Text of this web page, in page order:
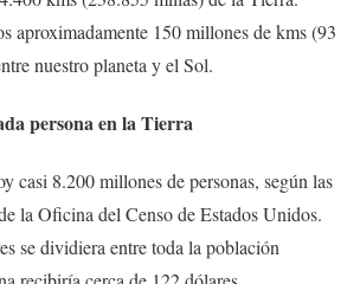
aproximadamente 150 millones de kms (93
nuestro planeta y el Sol.
persona en la Tierra
casi 8.200 millones de personas, según las
la Oficina del Censo de Estados Unidos.
se dividiera entre toda la población